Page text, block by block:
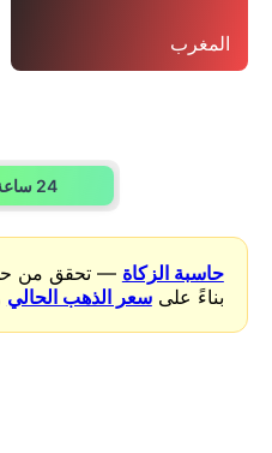
المغرب
24 ساعة
حاسبة الزكاة — تحقق من
بناءً علىسعر الذهب الحالي